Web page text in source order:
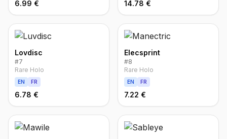
6.99 € 14.78 €
Lovdisc
#7
Rare Holo
EN FR
6.78 €
Elecsprint
#8
Rare Holo
EN FR
7.22 €